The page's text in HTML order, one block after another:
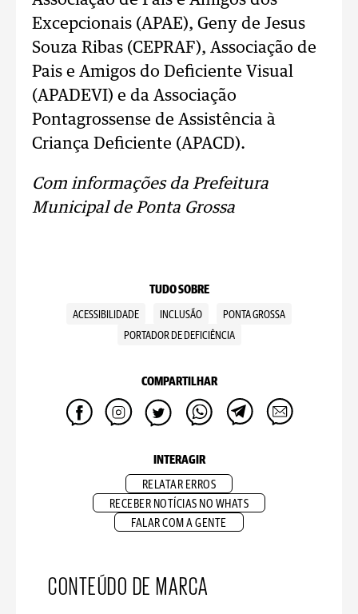
Excepcionais (APAE), Geny de Jesus
Souza Ribas (CEPRAF), Associação de
Pais e Amigos do Deficiente Visual
(APADEVI) e da Associação
Pontagrossense de Assistência à
Criança Deficiente (APACD).
Com informações da Prefeitura
Municipal de Ponta Grossa
TUDO SOBRE
ACESSIBILIDADE INCLUSÃO
PONTA GROSSA
PORTADOR DE DEFICIÊNCIA
COMPARTILHAR
INTERAGIR
RELATAR ERROS
RECEBER NOTÍCIAS NO WHATS
FALAR COM A GENTE
CONTEÚDO DE MARCA